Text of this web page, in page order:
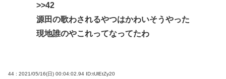
>>42
源田の歌わされるやつはかわいそうやった
現地誰のやこれってなってたわ
44 : 2021/05/16(日) 00:04:02.94 ID:tUlEtZy20